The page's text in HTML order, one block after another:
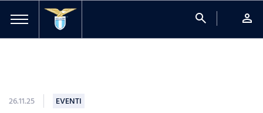
search person
26.11.25 EVENTI